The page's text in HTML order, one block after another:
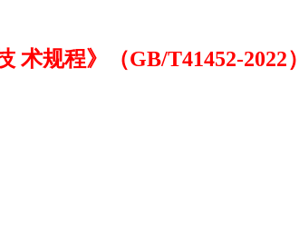
规程》（GB/T41452-2022）